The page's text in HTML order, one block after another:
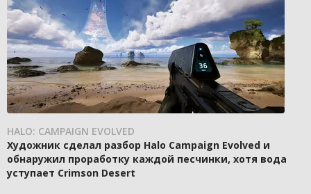
HALO: CAMPAIGN EVOLVED
Художник сделал разбор Halo Campaign Evolved и
обнаружил проработку каждой песчинки, хотя вода
уступает Crimson Desert